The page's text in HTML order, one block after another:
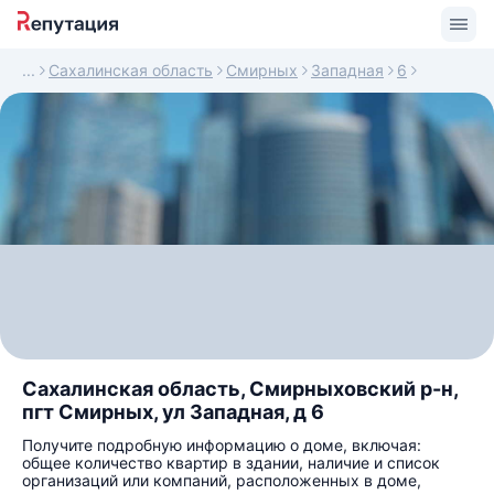
Сахалинская область Смирных Западная 6
Сахалинская область, Смирныховский р-н,
пгт Смирных, ул Западная, д 6
Получите подробную информацию о доме, включая:
общее количество квартир в здании, наличие и список
организаций или компаний, расположенных в доме,